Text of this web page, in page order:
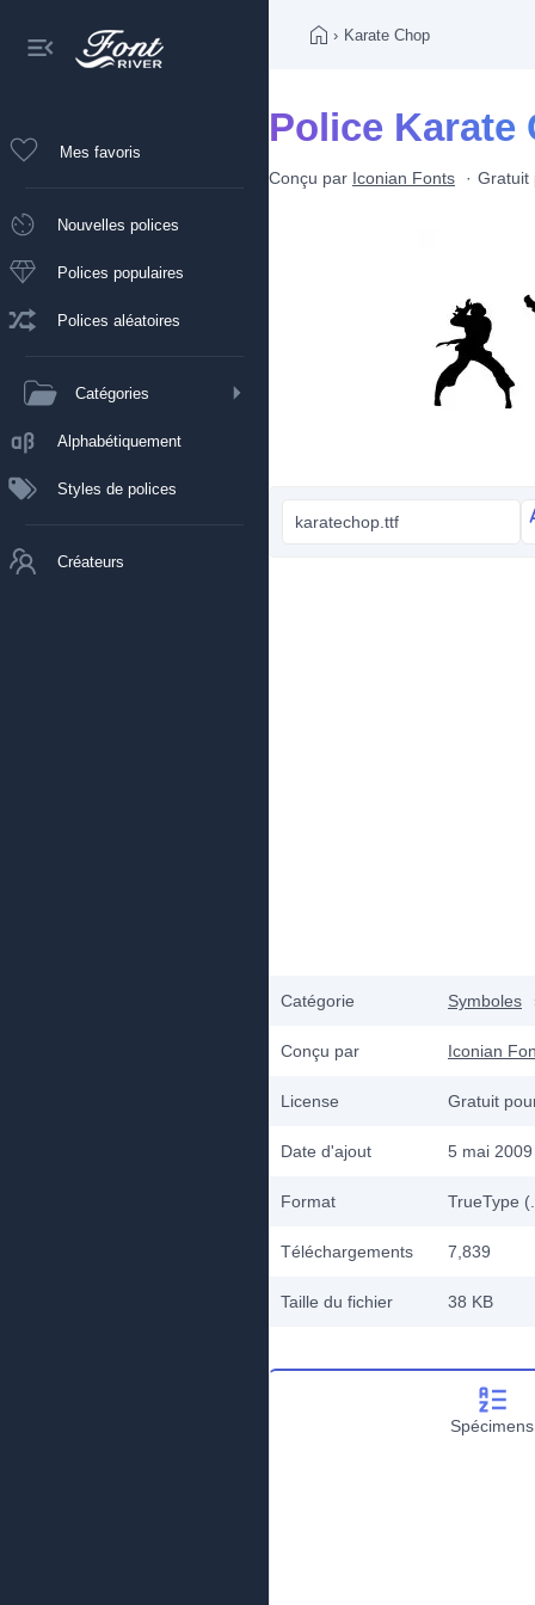
Mes favoris
Nouvelles polices
Polices populaires
Polices aléatoires
Catégories
Alphabétiquement
Styles de polices
Créateurs
› Karate Chop
Police Karate
Conçu par Iconian Fonts Gratuit
karatechop.ttf
Catégorie Symboles
Conçu par Iconian
License Gratuit
Date d'ajout 5 mai 2009
Format TrueType
Téléchargements 7,839
Taille du fichier 38 KB
Spécimens